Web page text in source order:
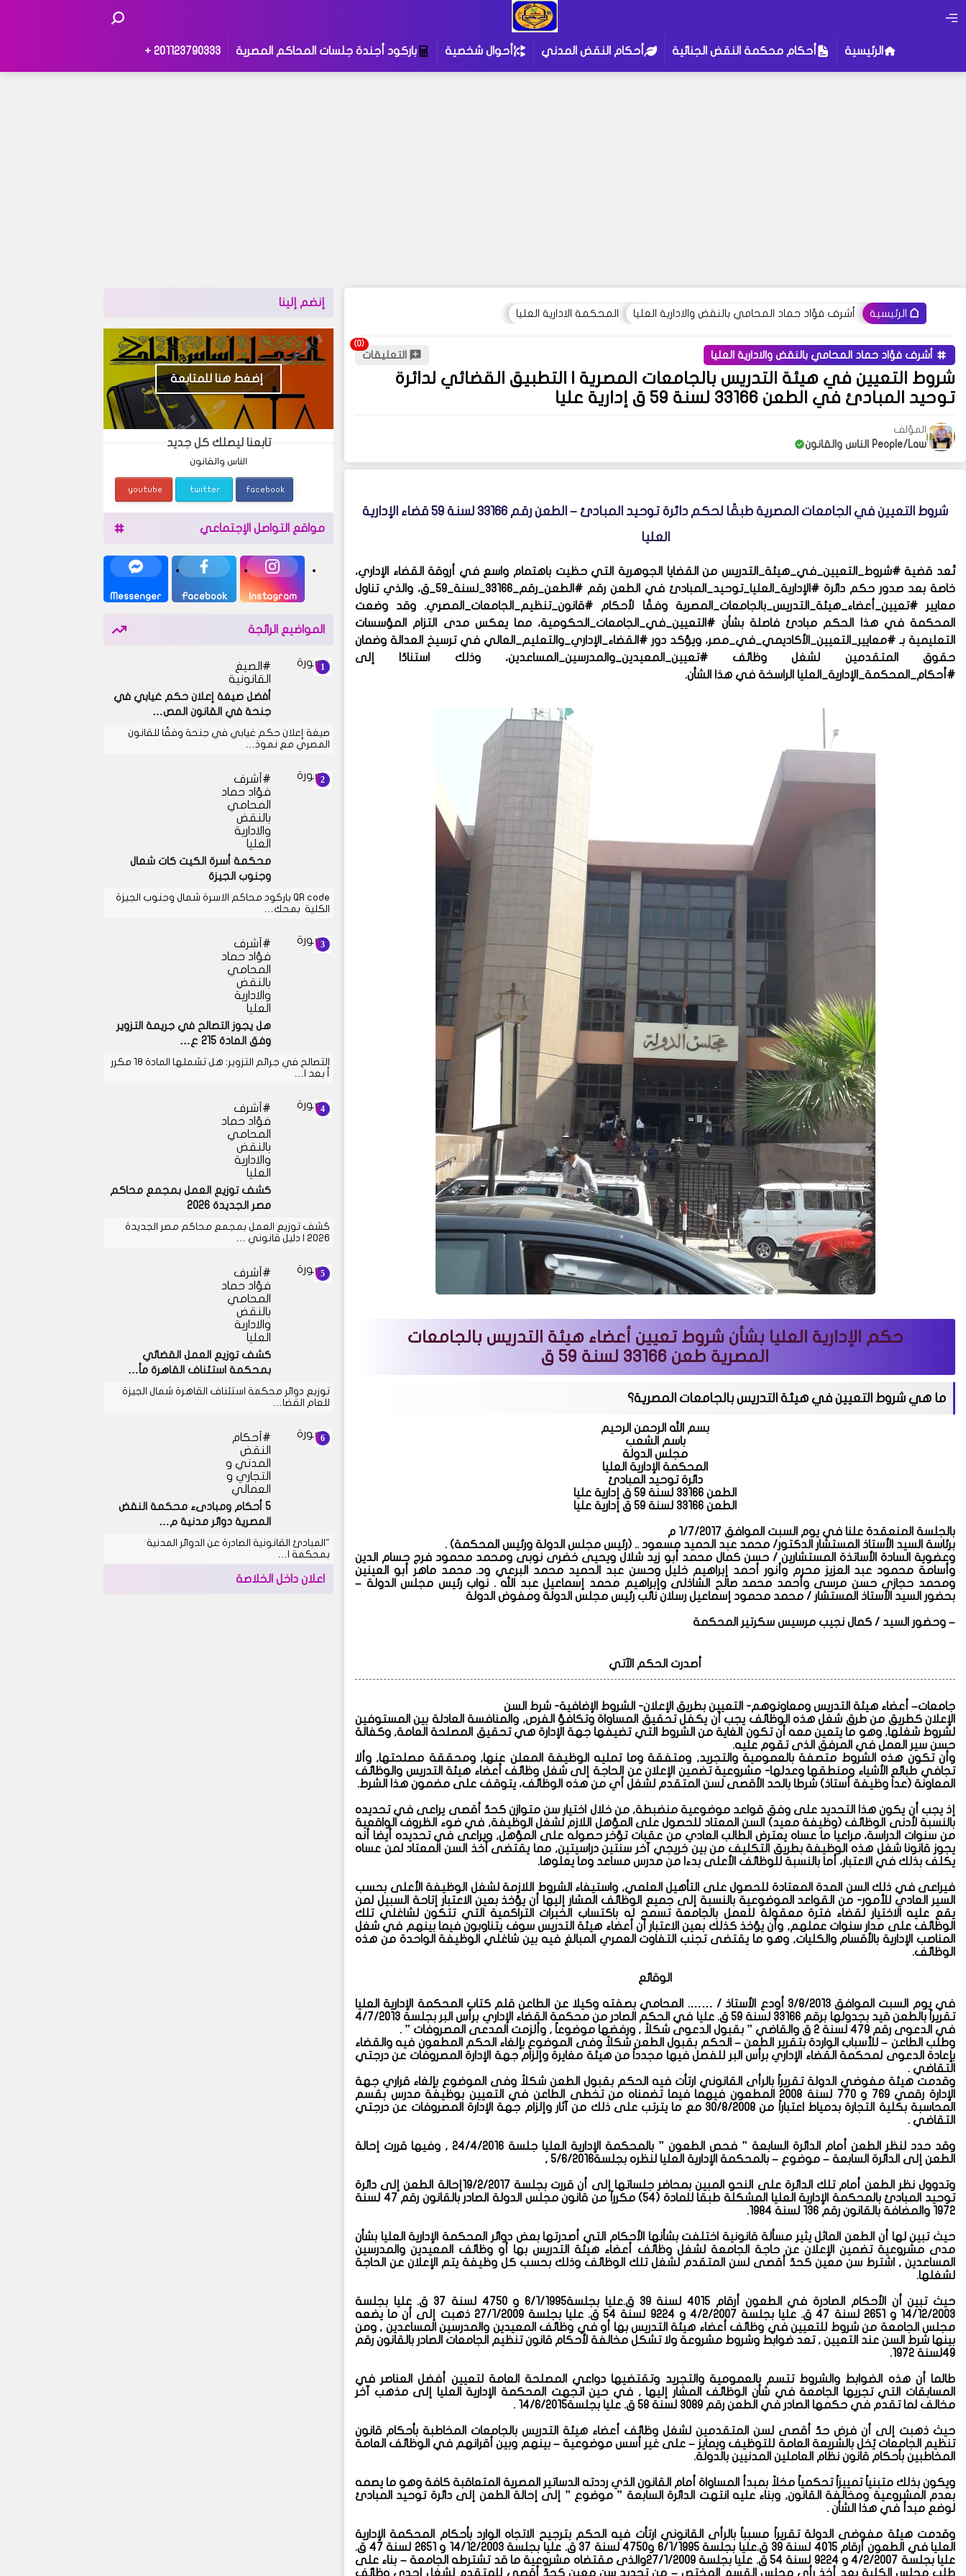
الرئيسية أحكام محكمة النقض الجنائية أحكام النقض المدني أحوال شخصية باركود أجندة جلسات المحاكم المصرية 201123790333 +
الرئيسية أشرف فؤاد حماد المحامي بالنقض والادارية العليا المحكمة الادارية العليا
أشرف فؤاد حماد المحامي بالنقض والادارية العليا التعليقات
شروط التعيين في هيئة التدريس بالجامعات المصرية | التطبيق القضائي لدائرة
توحيد المبادئ في الطعن 33166 لسنة 59 ق إدارية عليا
المؤلف
People/Law الناس والقانون
شروط التعيين في الجامعات المصرية طبقًا لحكم دائرة توحيد المبادئ – الطعن رقم 33166 لسنة 59 قضاء الإدارية
العليا
تُعد قضية #شروط_التعيين_في_هيئة_التدريس من القضايا الجوهرية التي حظيت باهتمام واسع في أروقة القضاء الإداري،
خاصة بعد صدور حكم دائرة #الإدارية_العليا_توحيد_المبادئ في الطعن رقم #الطعن_رقم_33166_لسنة_59_ق، والذي تناول
معايير #تعيين_أعضاء_هيئة_التدريس_بالجامعات_المصرية وفقًا لأحكام #قانون_تنظيم_الجامعات_المصري. وقد وضعت
المحكمة في هذا الحكم مبادئ فاصلة بشأن #التعيين_في_الجامعات_الحكومية، مما يعكس مدى التزام المؤسسات
التعليمية بـ #معايير_التعيين_الأكاديمي_في_مصر، ويؤكد دور #القضاء_الإداري_والتعليم_العالي في ترسيخ العدالة وضمان
حقوق المتقدمين لشغل وظائف #تعيين_المعيدين_والمدرسين_المساعدين، وذلك استنادًا إلى
#أحكام_المحكمة_الإدارية_العليا الراسخة في هذا الشأن.
حكم الإدارية العليا بشأن شروط تعيين أعضاء هيئة التدريس بالجامعات
المصرية طعن 33166 لسنة 59 ق
ما هي شروط التعيين في هيئة التدريس بالجامعات المصرية؟
بسم الله الرحمن الرحيم
باسم الشعب
مجلس الدولة
المحكمة الإدارية العليا
دائرة توحيد المبادئ
الطعن 33166 لسنة 59 ق إدارية عليا
الطعن
٣٣١٦٦ لسنة ٥٩ ق إدارية عليا
بالجلسة المنعقدة علنا في يوم السبت الموافق 1/7/2017 م
برئاسة السيد الأستاذ المستشار الدكتور/ محمد عبد الحميد مسعود .. (رئيس مجلس الدولة ورئيس المحكمة) .
وعضوية السادة الأساتذة المستشارين / حسن كمال محمد أبو زيد شلال ويحيى خضرى نوبى ومحمد محمود فرج حسام الدين
وأسامة محمود عبد العزيز محرم وأنور أحمد إبراهيم خليل وحسن عبد الحميد محمد البرعي ود. محمد ماهر أبو العينين
ومحمد حجازى حسن مرسى وأحمد محمد صالح الشاذلى وإبراهيم محمد إسماعيل عبد الله . نواب رئيس مجلس الدولة –
بحضور السيد الأستاذ المستشار / محمد محمود إسماعيل رسلان نائب رئيس مجلس الدولة ومفوض الدولة
– وحضور السيد / كمال نجيب مرسيس سكرتير المحكمة
أصدرت الحكم الآتي
جامعات– أعضاء هيئة التدريس ومعاونوهم- التعيين بطريق الإعلان- الشروط الإضافية- شرط السن
الإعلان كطريق من طرق شغل هذه الوظائف يجب أن يكفل تحقيق المساواة وتكافؤ الفرص, والمنافسة العادلة بين المستوفين
لشروط شغلها, وهو ما يتعين معه أن تكون الغاية من الشروط التي تضيفها جهة الإدارة هي تحقيق المصلحة العامة, وكفالة
حسن سير العمل في المرفق الذى تقوم عليه.
وأن تكون هذه الشروط متصفة بالعمومية والتجريد, ومتفقة وما تمليه الوظيفة المعلن عنها, ومحققة مصلحتها, وألا
تجافي طبائع الأشياء ومنطقها وعدلها- مشروعية تضمين الإعلان عن الحاجة إلى شغل وظائف أعضاء هيئة التدريس والوظائف
المعاونة (عدا وظيفة أستاذ) شرطا بالحد الأقصى لسن المتقدم لشغل أي من هذه الوظائف، يتوقف على مضمون هذا الشرط.
إذ يجب أن يكون هذا التحديد على وفق قواعد موضوعية منضبطة, من خلال اختيار سن متوازن كحدّ أقصى يراعى في تحديده
بالنسبة لأدنى الوظائف (وظيفة معيد) السن المعتاد للحصول على المؤهل اللازم لشغل الوظيفة, في ضوء الظروف الواقعية
من سنوات الدراسة، مراعيا ما عساه يعترض الطالب العادي من عقبات تؤخر حصوله على المؤهل, ويراعى في تحديده أيضا أنه
يجوز قانونا شغل هذه الوظيفة بطريق التكليف من بين خريجي آخر سنتين دراسيتين, مما يقتضى أخذ السن المعتاد لمن عساه
يكلف بذلك في الاعتبار، أما بالنسبة للوظائف الأعلى بدءا من مدرس مساعد وما يعلوها.
فيراعى في ذلك السن المدة المعتادة للحصول على التأهيل العلمي, واستيفاء الشروط اللازمة لشغل الوظيفة الأعلى بحسب
السير العادي للأمور- من القواعد الموضوعية بالنسبة إلى جميع الوظائف المشار إليها أن يؤخذ بعين الاعتبار إتاحة السبيل لمن
يقع عليه الاختيار لقضاء فترة معقولة للعمل بالجامعة تسمح له باكتساب الخبرات التراكمية التي تتكون لشاغلي تلك
الوظائف على مدار سنوات عملهم, وأن يؤخذ كذلك بعين الاعتبار أن أعضاء هيئة التدريس سوف يتناوبون فيما بينهم في شغل
المناصب الإدارية بالأقسام والكليات, وهو ما يقتضى تجنب التفاوت العمري المبالغ فيه بين شاغلي الوظيفة الواحدة من هذه
الوظائف.
الوقائع
في يوم السبت الموافق 3/8/2013 أودع الأستاذ / ……. المحامي بصفته وكيلا عن الطاعن قلم كتاب المحكمة الإدارية العليا
تقريراً بالطعن قيد بجدولها برقم 33166 لسنة 59 ق. عليا في الحكم الصادر من محكمة القضاء الإداري برأس البر بجلسة 4/7/2013
في الدعوى رقم 479 لسنة 2 ق والقاضي ” بقبول الدعوى شكلاً , ورفضها موضوعاً , وألزمت المدعى المصروفات ” .
وطلب الطاعن – للأسباب الواردة بتقرير الطعن – الحكم بقبول الطعن شكلاً وفى الموضوع بإلغاء الحكم المطعون فيه والقضاء
بإعادة الدعوى لمحكمة القضاء الإداري برأس البر للفصل فيها مجدداً من هيئة مغايرة وإلزام جهة الإدارة المصروفات عن درجتي
التقاضي .
وقدمت هيئة مفوضي الدولة تقريراً بالرأى القانوني ارتأت فيه الحكم بقبول الطعن شكلاً وفى الموضوع بإلغاء قراري جهة
الإدارة رقمي 769 و 770 لسنة 2008 المطعون فيهما فيما تضمناه من تخطى الطاعن في التعيين بوظيفة مدرس بقسم
المحاسبة بكلية التجارة بدمياط اعتباراً من 30/8/2008 مع ما يترتب على ذلك من آثار وإلزام جهة الإدارة المصروفات عن درجتي
التقاضي .
وقد حدد لنظر الطعن أمام الدائرة السابعة ” فحص الطعون ” بالمحكمة الإدارية العليا جلسة 24/4/2016 , وفيها قررت إحالة
الطعن إلى الدائرة السابعة – موضوع – بالمحكمة الإدارية العليا لنظره بجلسة5/6/2016 ,
وتدوول نظر الطعن أمام تلك الدائرة على النحو المبين بمحاضر جلساتها إلى أن قررت بجلسة 19/2/2017إحالة الطعن إلى دائرة
توحيد المبادئ بالمحكمة الإدارية العليا المشكلة طبقا للمادة (54) مكرراً من قانون مجلس الدولة الصادر بالقانون رقم 47 لسنة
1972 والمضافة بالقانون رقم 136 لسنة 1984.
حيث تبين لها أن الطعن الماثل يثير مسألة قانونية اختلفت بشأنها الأحكام التي أصدرتها بعض دوائر المحكمة الإدارية العليا بشأن
مدى مشروعية تضمين الإعلان عن حاجة الجامعة لشغل وظائف أعضاء هيئة التدريس بها أو وظائف المعيدين والمدرسين
المساعدين , اشترط سن معين كحدّ أقصى لسن المتقدم لشغل تلك الوظائف وذلك بحسب كل وظيفة يتم الإعلان عن الحاجة
لشغلها.
حيث تبين أن الأحكام الصادرة في الطعون أرقام 4015 لسنة 39 ق.عليا بجلسة6/1/1995 و 4750 لسنة 37 ق. عليا بجلسة
14/12/2003 و 2651 لسنة 47 ق. عليا بجلسة 4/2/2007 و 9224 لسنة 54 ق. عليا بجلسة 27/1/2009 ذهبت إلى أن ما يضعه
مجلس الجامعة من شروط للتعيين في وظائف أعضاء هيئة التدريس بها أو في وظائف المعيدين والمدرسين المساعدين , ومن
بينها شرط السن عند التعيين , تعد ضوابط وشروط مشروعة ولا تشكل مخالفة لأحكام قانون تنظيم الجامعات الصادر بالقانون رقم
49لسنة 1972.
طالما أن هذه الضوابط والشروط تتسم بالعمومية والتجريد وتقتضيها دواعي المصلحة العامة لتعيين أفضل العناصر في
المسابقات التي تجريها الجامعة في شأن الوظائف المشار إليها , في حين اتجهت المحكمة الإدارية العليا إلى مذهب آخر
مخالف لما تقدم في حكمها الصادر في الطعن رقم 3089 لسنة 58 ق. عليا بجلسة14/6/2015 .
حيث ذهبت إلى أن فرض حدّ أقصى لسن المتقدمين لشغل وظائف أعضاء هيئة التدريس بالجامعات المخاطبة بأحكام قانون
تنظيم الجامعات يُخل بالشريعة العامة للتوظيف ويمايز – على غير أسس موضوعية – بينهم وبين أقرانهم في الوظائف العامة
المخاطبين بأحكام قانون نظام العاملين المدنيين بالدولة.
ويكون بذلك متبنياً تمييزاً تحكمياً مخلاً بمبدأ المساواة أمام القانون الذي رددته الدساتير المصرية المتعاقبة كافة وهو ما يصمه
بعدم المشروعية ومخالفة القانون, وبناء عليه انتهت الدائرة السابعة ” موضوع ” إلى إحالة الطعن إلى دائرة توحيد المبادئ
لوضع مبدأ في هذا الشأن .
وقدمت هيئة مفوضى الدولة تقريراً مسبباً بالرأى القانوني ارتأت فيه الحكم بترجيح الاتجاه الوارد بأحكام المحكمة الإدارية
العليا في الطعون أرقام 4015 لسنة 39 ق.عليا بجلسة 6/1/1995 و4750 لسنة 37 ق. عليا بجلسة 14/12/2003 و 2651 لسنة 47 ق.
عليا بجلسة 4/2/2007 و 9224 لسنة 54 ق. عليا بجلسة 27/1/2009والذى مقتضاه مشروعية ما قد تشترطه الجامعة – بناء على
طلب مجلس الكلية بعد أخذ رأى مجلس القسم المختص – من تحديد سن معين كحدّ أقصى للمتقدم لشغل إحدى وظائف
إنضم إلينا
إضغط هنا للمتابعة
تابعنا ليصلك كل جديد
الناس والقانون
facebook
twitter
youtube
مواقع التواصل الإجتماعي
Instagram
Facebook
Messenger
المواضيع الرائجة
الصيغ
القانونية
أفضل صيغة إعلان حكم غيابي في
جنحة في القانون المص…
صيغة إعلان حكم غيابي في جنحة وفقًا للقانون
المصري مع نموذ…
أشرف
فؤاد حماد
المحامي
بالنقض
والادارية
العليا
محكمة أسرة الكيت كات شمال
وجنوب الجيزة
QR code باركود محاكم الاسرة شمال وجنوب الجيزة
الكلية بمحك…
أشرف
فؤاد حماد
المحامي
بالنقض
والادارية
العليا
هل يجوز التصالح في جريمة التزوير
وفق المادة 215 ع…
التصالح في جرائم التزوير: هل تشملها المادة 18 مكرر
أ بعد ا…
أشرف
فؤاد حماد
المحامي
بالنقض
والادارية
العليا
كشف توزيع العمل بمجمع محاكم
مصر الجديدة 2026
كشف توزيع العمل بمجمع محاكم مصر الجديدة
2026 | دليل قانوني …
أشرف
فؤاد حماد
المحامي
بالنقض
والادارية
العليا
كشف توزيع العمل القضائي
بمحكمة استئناف القاهرة مأ…
توزيع دوائر محكمة استئناف القاهرة شمال الجيزة
للعام القضا…
أحكام
النقض
المدني و
التجاري و
العمالي
5 أحكام ومبادىء محكمة النقض
المصرية دوائر مدنية م…
"المبادئ القانونية الصادرة عن الدوائر المدنية
بمحكمة ا…
اعلان داخل الخلاصة